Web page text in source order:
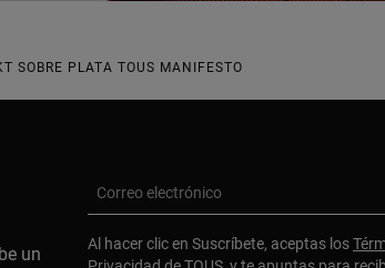
SOBRE PLATA TOUS MANIFESTO
un
Correo electrónico
Al hacer clic en Suscríbete, aceptas los